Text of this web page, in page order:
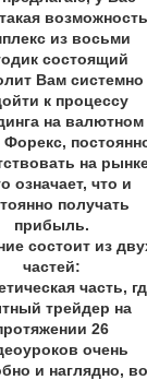
из восьми
состоящий
Вам системно
к процессу
на валютном
Форекс,
на
означает, что и
получать
прибыль.
состоит из
частей:
часть,
трейдер на
26
очень
и наглядно,